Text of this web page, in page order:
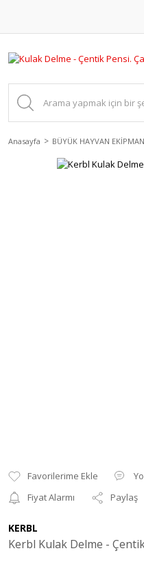
Anasayfa BÜYÜK HAYVAN
Fiyat Alarmı
Paylaş
KERBL
Kerbl Kulak Delme -